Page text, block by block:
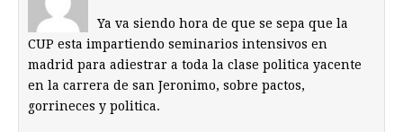
Ya va siendo hora de que se sepa que la
CUP esta impartiendo seminarios intensivos en
madrid para adiestrar a toda la clase politica yacente
en la carrera de san Jeronimo, sobre pactos,
gorrineces y politica.